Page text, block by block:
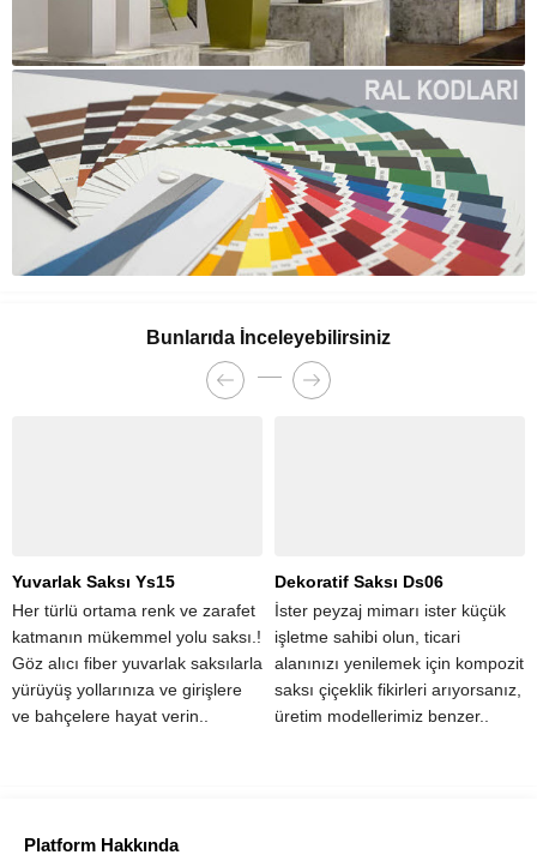
Bunlarıda İnceleyebilirsiniz
Yuvarlak Saksı Ys15
Her türlü ortama renk ve zarafet
katmanın mükemmel yolu saksı.!
Göz alıcı fiber yuvarlak saksılarla
yürüyüş yollarınıza ve girişlere
ve bahçelere hayat verin..
Dekoratif Saksı Ds06
İster peyzaj mimarı ister küçük
işletme sahibi olun, ticari
alanınızı yenilemek için kompozit
saksı çiçeklik fikirleri arıyorsanız,
üretim modellerimiz benzer..
Platform Hakkında